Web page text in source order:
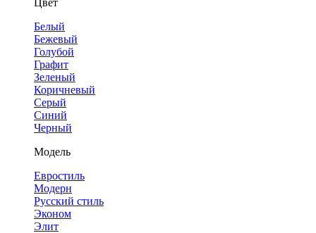
Цвет
Белый
Бежевый
Голубой
Графит
Зеленый
Коричневый
Серый
Синий
Черный
Модель
Евростиль
Модерн
Русский стиль
Эконом
Элит